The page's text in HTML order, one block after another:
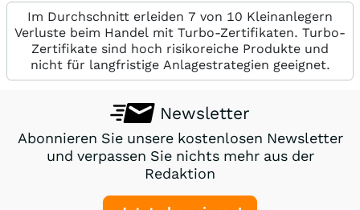
Im Durchschnitt erleiden 7 von 10 Kleinanlegern
Verluste beim Handel mit Turbo-Zertifikaten. Turbo-
Zertifikate sind hoch risikoreiche Produkte und
nicht für langfristige Anlagestrategien geeignet.
Newsletter
Abonnieren Sie unsere kostenlosen Newsletter
und verpassen Sie nichts mehr aus der
Redaktion